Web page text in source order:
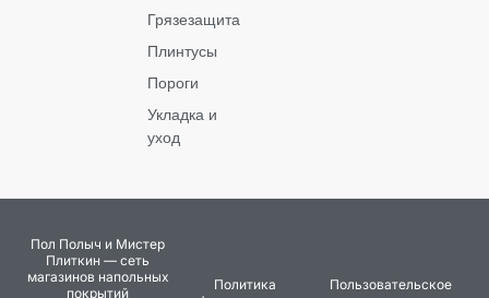
Грязезащита
Плинтусы
Пороги
Укладка и
уход
Пол Полыч и Мистер
Плиткин — сеть
магазинов напольных
покрытий
Политика
Пользовательское